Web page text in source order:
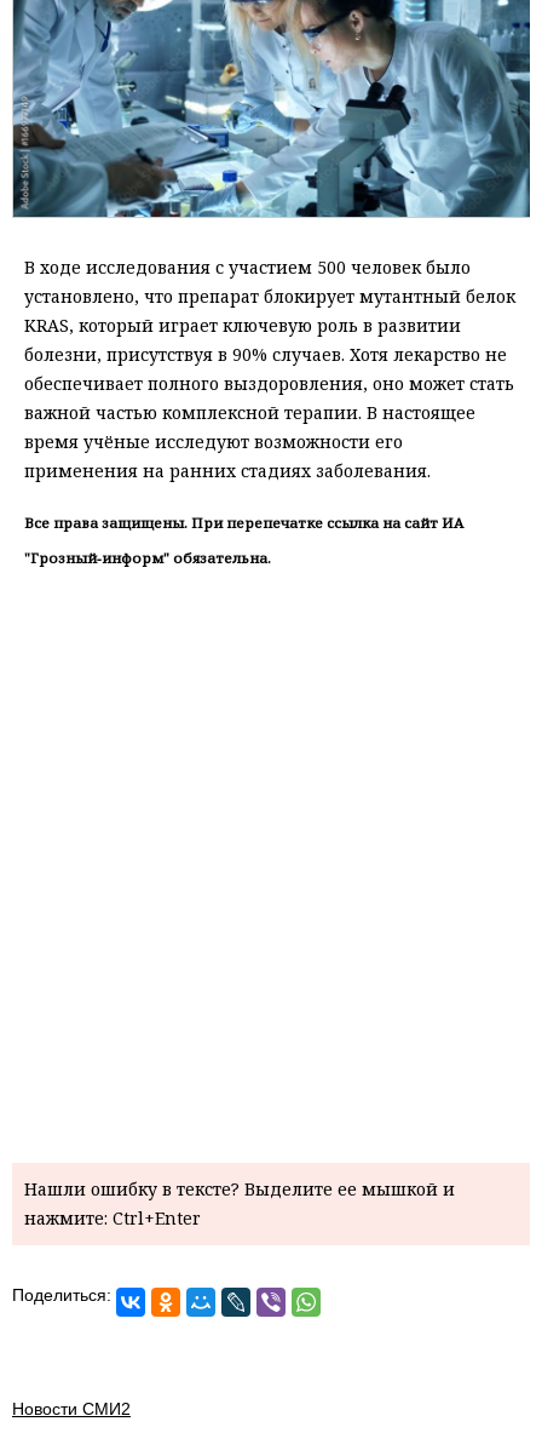
В ходе исследования с участием 500 человек было
установлено, что препарат блокирует мутантный белок
KRAS, который играет ключевую роль в развитии
болезни, присутствуя в 90% случаев. Хотя лекарство не
обеспечивает полного выздоровления, оно может стать
важной частью комплексной терапии. В настоящее
время учёные исследуют возможности его
применения на ранних стадиях заболевания.
Все права защищены. При перепечатке ссылка на сайт ИА
"Грозный-информ" обязательна.
Нашли ошибку в тексте? Выделите ее мышкой и
нажмите: Ctrl+Enter
Поделиться:
Новости СМИ2